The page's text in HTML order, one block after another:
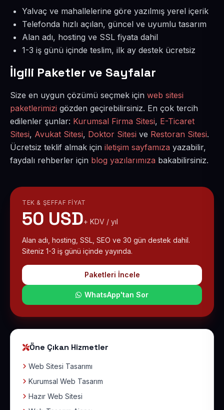
Yalvaç ve mahallelerine göre yazılmış yerel içerik
Telefonda hızlı açılan, güncel ve uyumlu tasarım
Alan adı, hosting ve SSL fiyata dahil
1-3 iş günü içinde teslim, ilk ay destek ücretsiz
İlgili Paketler ve Sayfalar
Size en uygun çözümü seçmek için web sitesi
paketlerimizi gözden geçirebilirsiniz. En çok tercih
edilenler şunlar: Kurumsal Firma Sitesi, E-Ticaret
Sitesi, Avukat Sitesi, Doktor Sitesi ve Restoran Sitesi.
Ücretsiz teklif almak için iletişim sayfamıza yazabilir,
faydalı rehberler için blog yazılarımıza bakabilirsiniz.
TEK & ŞEFFAF FIYAT
50 USD+ KDV / yıl
Alan adı, hosting, SSL, SEO ve 30 gün destek dahil.
Siteniz 1-3 iş günü içinde yayında.
Paketleri İncele
WhatsApp'tan Sor
Öne Çıkan Hizmetler
Web Sitesi Tasarımı
Kurumsal Web Tasarım
Hazır Web Sitesi